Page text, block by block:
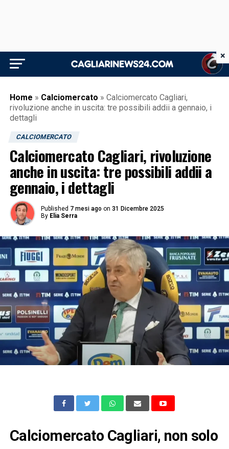
Home » Calciomercato » Calciomercato Cagliari,
rivoluzione anche in uscita: tre possibili addii a gennaio, i
dettagli
CALCIOMERCATO
Calciomercato Cagliari, rivoluzione
anche in uscita: tre possibili addii a
gennaio, i dettagli
Published 7 mesi ago on 31 Dicembre 2025
By Elia Serra
Calciomercato Cagliari, non solo
×